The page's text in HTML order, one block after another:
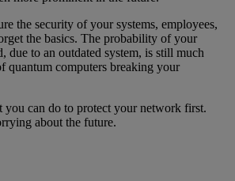
the security of your systems, employees,
the basics. The probability of your
due to an outdated system, is still much
quantum computers breaking your
you can do to protect your network first.
about the future.